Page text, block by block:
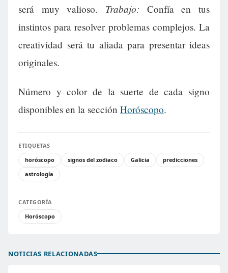
será muy valioso. Trabajo: Confía en tus
instintos para resolver problemas complejos. La
creatividad será tu aliada para presentar ideas
originales.
Número y color de la suerte de cada signo
disponibles en la sección Horóscopo.
ETIQUETAS
horóscopo
signos del zodiaco Galicia
predicciones
astrología
CATEGORÍA
Horóscopo
NOTICIAS RELACIONADAS